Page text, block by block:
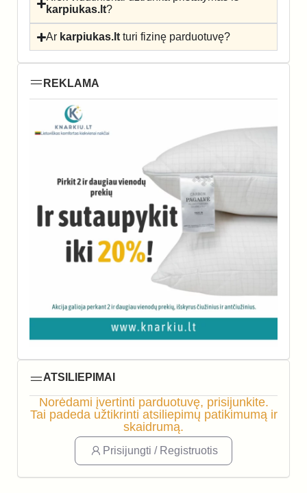
karpiukas.lt?
Ar karpiukas.lt turi fizinę parduotuvę?
REKLAMA
ATSILIEPIMAI
Norėdami įvertinti parduotuvę, prisijunkite.
Tai padeda užtikrinti atsiliepimų patikimumą ir
skaidrumą.
Prisijungti / Registruotis